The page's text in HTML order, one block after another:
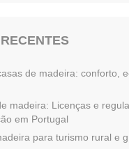
de madeira: conforto,
madeira: Licenças e
em Portugal
para turismo rural e